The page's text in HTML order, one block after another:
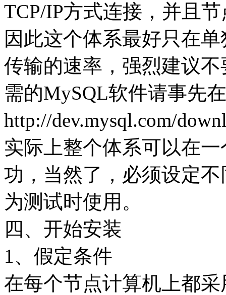
TCP/IP方式连接，并且
因此这个体系最好只在
传输的速率，强烈建议
需的MySQL软件请事先在
http://dev.mysql.com/
实际上整个体系可以在
功，当然了，必须设定
为测试时使用。
四、开始安装
1、假定条件
在每个节点计算机上都采